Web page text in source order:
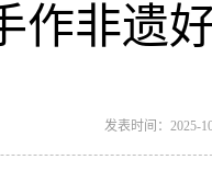
作非遗
发表时间：2025-